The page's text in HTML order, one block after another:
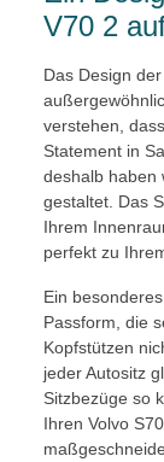
V70 2
Das Design
verstehen,
Statement in
deshalb haben
gestaltet. Das
Ihrem
perfekt zu
Ein
Passform, die
Kopfstützen
jeder Autositz
Sitzbezüge so
Ihren Volvo